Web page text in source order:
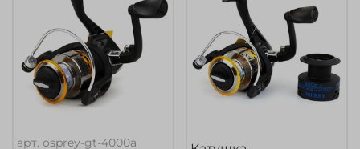
арт.osprey-gt-4000a